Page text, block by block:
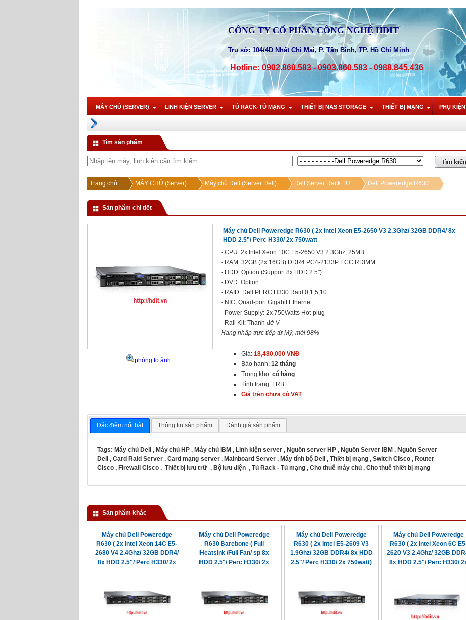
CÔNG TY CỔ PHẦN CÔNG NGHỆ HDIT
Trụ sở: 104/4D Nhất Chi Mai, P. Tân Bình, TP. Hồ Chí Minh
Hotline: 0902.860.583 - 0903.860.583 - 0988.845.436
MÁY CHỦ (SERVER) LINH KIỆN SERVER TỦ RACK-TỦ MẠNG THIẾT BỊ NAS STORAGE THIẾT BỊ MẠNG PHỤ
Tìm sản phẩm
Trang chủ MÁY CHỦ (Server) Máy chủ Dell (Server Dell) Dell Server Rack 1U Dell Poweredge R630
Sản phẩm chi tiết
phóng to ảnh
Máy chủ Dell Poweredge R630 ( 2x Intel Xeon E5-2650 V3 2.3Ghz/ 32GB DDR4/ 8x
HDD 2.5"/ Perc H330/ 2x 750watt
- CPU: 2x Intel Xeon 10C E5-2650 V3 2.3Ghz, 25MB
- RAM: 32GB (2x 16GB) DDR4 PC4-2133P ECC RDIMM
- HDD: Option (Support 8x HDD 2.5")
- DVD: Option
- RAID: Dell PERC H330 Raid 0,1,5,10
- NIC: Quad-port Gigabit Ethernet
- Power Supply: 2x 750Watts Hot-plug
- Rail Kit: Thanh đỡ V
Hàng nhập trực tiếp từ Mỹ, mới 98%
Giá: 18,480,000 VNĐ
Bảo hành: 12 tháng
Trong kho: có hàng
Tình trạng: FRB
Giá trên chưa có VAT
Đặc điểm nổi bật Thông tin sản phẩm Đánh giá sản phẩm
Tags: Máy chủ Dell, Máy chủ HP, Máy chủ IBM, Linh kiện server, Nguồn server HP, Nguồn Server IBM, Nguồn Server
Dell, Card Raid Server, Card mạng server , Mainboard Server, Máy tính bộ Dell , Thiết bị mạng , Switch Cisco, Router
Cisco, Firewall Cisco, Thiết bị lưu trữ , Bộ lưu điện Tủ Rack - Tủ mạng, Cho thuê máy chủ, Cho thuê thiết bị mạng
Sản phẩm khác
Máy chủ Dell Poweredge
R630 ( 2x Intel Xeon 14C E5-
2680 V4 2.4Ghz/ 32GB DDR4/
8x HDD 2.5"/ Perc H330/ 2x
Máy chủ Dell Poweredge
R630 Barebone ( Full
Heatsink /Full Fan/ sp 8x
HDD 2.5"/ Perc H330/ 2x
Máy chủ Dell Poweredge
R630 ( 2x Intel E5-2609 V3
1.9Ghz/ 32GB DDR4/ 8x HDD
2.5"/ Perc H330/ 2x 750watt)
Máy chủ Dell Poweredge
R630 ( 2x Intel Xeon 6C
2620 V3 2.4Ghz/ 32GB
8x HDD 2.5"/ Perc H330/